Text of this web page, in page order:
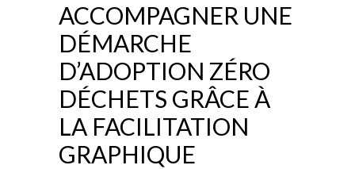
ACCOMPAGNER UNE
DÉMARCHE
D’ADOPTION ZÉRO
DÉCHETS GRÂCE À
LA FACILITATION
GRAPHIQUE